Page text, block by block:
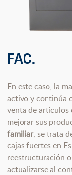
FAC.
En este caso, la
activo y continúa
venta de artículos
mejorar sus
familiar, se trata
cajas fuertes en
reestructuración
actualizarse al